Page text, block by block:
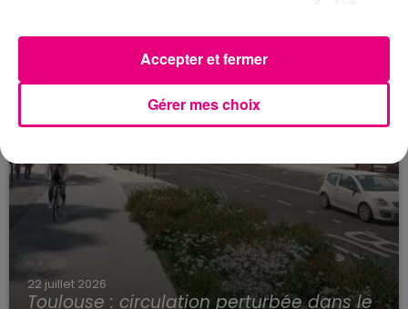
22 juillet 2026
Toulouse : circulation perturbée dans le
Gérer mes choix
Accepter et fermer